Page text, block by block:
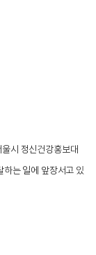
시 정신건강홍보대
하는 일에 앞장서고 있